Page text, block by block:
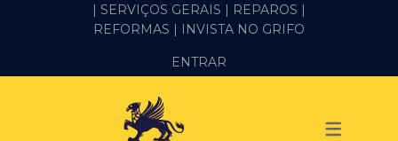
ALVENARIA E PEDREIRO
| SERVIÇOS GERAIS | REPAROS |
REFORMAS | INVISTA NO GRIFO
ENTRAR